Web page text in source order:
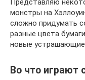
Представляю
монстры на
сложно придумать
разные цвета
новые
Во что играют